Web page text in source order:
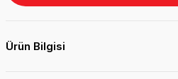
Ürün Bilgisi